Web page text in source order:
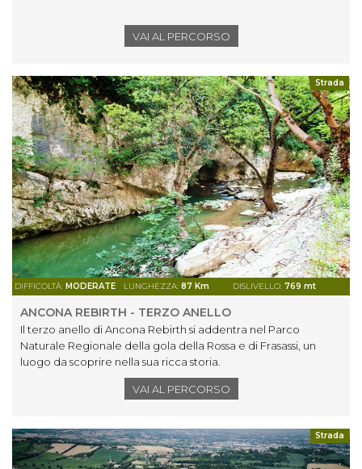
VAI AL PERCORSO
Strada
DIFFICOLTÀ: MODERATE LUNGHEZZA: 87 Km DISLIVELLO: 769 mt
ANCONA REBIRTH - TERZO ANELLO
Il terzo anello di Ancona Rebirth si addentra nel Parco
Naturale Regionale della gola della Rossa e di Frasassi, un
luogo da scoprire nella sua ricca storia.
VAI AL PERCORSO
Strada